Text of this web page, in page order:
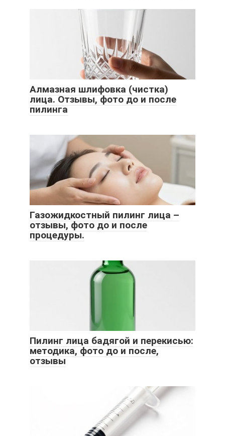
Алмазная шлифовка (чистка)
лица. Отзывы, фото до и после
пилинга
Газожидкостный пилинг лица –
отзывы, фото до и после
процедуры.
Пилинг лица бадягой и перекисью:
методика, фото до и после,
отзывы